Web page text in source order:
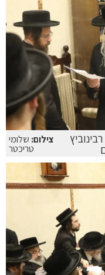
צילום: שלומי
טריכטר